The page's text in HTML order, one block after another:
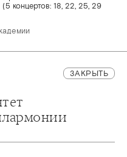
ЗАКРЫТЬ